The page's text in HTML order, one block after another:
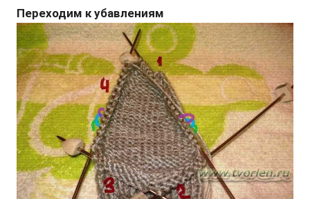
Переходим к убавлениям